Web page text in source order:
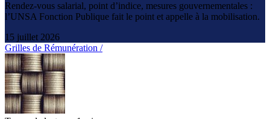
Rendez-vous salarial, point d’indice, mesures gouvernementales :
l’UNSA Fonction Publique fait le point et appelle à la mobilisation.
15 juillet 2026
Grilles de Rémunération /